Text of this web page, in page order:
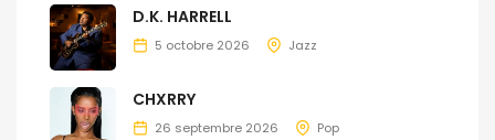
D.K. HARRELL
5 octobre 2026 Jazz
CHXRRY
26 septembre 2026 Pop